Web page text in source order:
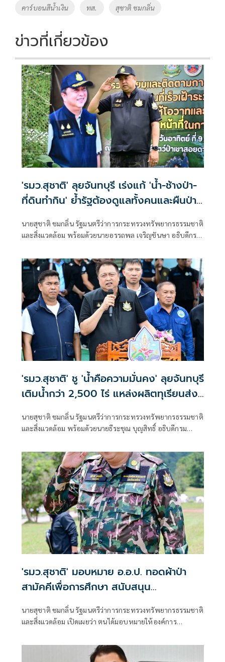
k
คาร์บอนสีน้ำเงิน ทส. สุชาติ ชมกลิ่น
ข่าวที่เกี่ยวข้อง
'รมว.สุชาติ' ลุยจันทบุรี เร่งแก้ 'น้ำ-ช้างป่า-
ที่ดินทำกิน' ย้ำรัฐต้องดูแลทั้งคนและผืนป่า
เดินหน้าสร้างสมดุล 'คนอยู่ได้ ช้างอยู่ได้ ป่า
อยู่รอด'
นายสุชาติ ชมกลิ่น รัฐมนตรีว่าการกระทรวงทรัพยากรธรรมชาติ
และสิ่งแวดล้อม พร้อมด้วยนายอรรถพล เจริญชันษา อธิบดีกรม
วงฯ ลงพื้นที่อำเภอสอยดาว จังหวัดจันทบุรี รับฟังปัญหาจาก
ประชาชนโดยตรง
'รมว.สุชาติ' ชู 'น้ำคือความมั่นคง' ลุยจันทบุรี
เติมน้ำกว่า 2,500 ไร่ แหล่งผลิตทุเรียนส่ง
ออกของไทย พร้อมเติมน้ำให้ช้างป่า
นายสุชาติ ชมกลิ่น รัฐมนตรีว่าการกระทรวงทรัพยากรธรรมชาติ
และสิ่งแวดล้อม พร้อมด้วยนายธีระชุณ บุญสิทธิ์ อธิบดีกรม
จันทบุรี เดินหน้าขับเคลื่อนนโยบายรัฐบาลด้านการบริหาร
จัดการน้ำเชิงรุก เร่งเพิ่มน้ำต้นทุนให้ภาคการเกษตร รองรับทั้ง
ฤดูแล้งและฤดูน้ำหลาก
'รมว.สุชาติ' มอบหมาย อ.อ.ป. ทอดผ้าป่า
สามัคคีเพื่อการศึกษา สนับสนุน
คอมพิวเตอร์ 22 เครื่อง เติมโอกาสเด็ก
โรงเรียนบ้านกิ่วลม จ.เชียงใหม่
นายสุชาติ ชมกลิ่น รัฐมนตรีว่าการกระทรวงทรัพยากรธรรมชาติ
และสิ่งแวดล้อม เปิดเผยว่า ตนได้มอบหมายให้องค์การ
สามัคคีเพื่อการศึกษา กระทรวงทรัพยากรธรรมชาติและสิ่ง
แวดล้อม” ณ โรงเรียนบ้านกิ่วลม ตำบลบ่อหลวง อำเภอฮอด